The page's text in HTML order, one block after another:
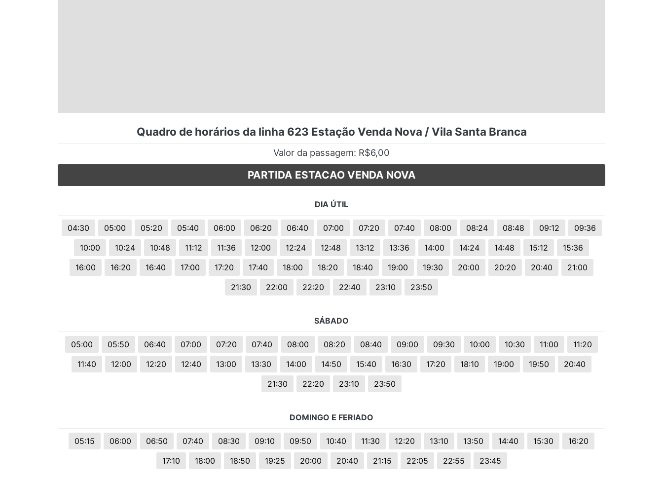
Quadro de horários da linha 623 Estação Venda Nova / Vila Santa Branca
Valor da passagem: R$6,00
PARTIDA ESTACAO VENDA NOVA
DIA ÚTIL
04:30 05:00 05:20 05:40 06:00 06:20 06:40 07:00 07:20 07:40 08:00 08:24 08:48 09:12
09:36
10:00
10:24 10:48 11:12 11:36 12:00 12:24 12:48 13:12 13:36 14:00 14:24 14:48 15:12
15:36
16:00
16:20 16:40 17:00 17:20 17:40 18:00 18:20 18:40 19:00 19:30 20:00 20:20 20:40
21:00
21:30
22:00 22:20 22:40 23:10 23:50
SÁBADO
05:00 05:50 06:40 07:00 07:20 07:40 08:00 08:20 08:40 09:00 09:30 10:00 10:30 11:00
11:20
11:40
12:00 12:20 12:40 13:00 13:30 14:00 14:50 15:40 16:30 17:20 18:10 19:00 19:50
20:40
21:30
22:20 23:10 23:50
DOMINGO E FERIADO
05:15 06:00 06:50 07:40 08:30 09:10 09:50 10:40 11:30 12:20 13:10 13:50 14:40 15:30
16:20
17:10
18:00 18:50 19:25 20:00 20:40 21:15 22:05 22:55 23:45